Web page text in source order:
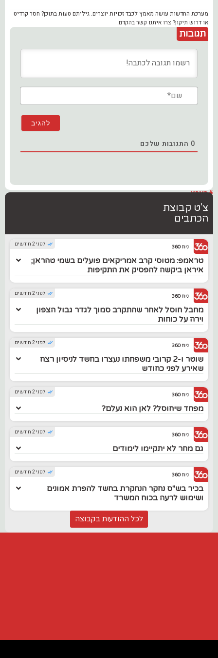
מערכת החדשות עושה מאמץ לכבד זכויות יוצרים. גיליתם טעות בתוכן? חסר קרדיט
או דרוש תיקון? צרו איתנו קשר בהקדם.
תגובות
0 התגובות שלכם
#בארץ
צ'ט קבוצת
הכתבים
לפני 2 חודשים ניוז 360
טראמפ: מטוסי קרב אמריקאים פועלים בשמי טהראן;
איראן ביקשה להפסיק את התקיפות
לפני 2 חודשים ניוז 360
מחבל חוסל לאחר שהתקרב סמוך לגדר גבול הצפון
וירה על כוחות
לפני 2 חודשים ניוז 360
שוטר ו-2 קרובי משפחתו נעצרו בחשד לניסיון רצח
שאירע לפני כחודש
לפני 2 חודשים ניוז 360
מפחד שיחוסל? לאן הוא נעלם?
לפני 2 חודשים ניוז 360
גם מחר לא יתקיימו לימודים
לפני 2 חודשים ניוז 360
בכיר בש"ס נחקר הנחקרת בחשד להפרת אמונים
ושימוש לרעה בכוח המשרד
לכל ההודעות בקבוצה